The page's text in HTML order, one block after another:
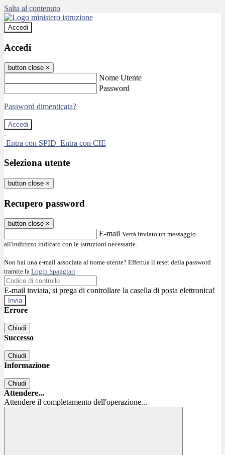
Salta al contenuto
Accedi
Accedi
button close ×
Nome Utente
Password
Password dimenticata?
-
Entra con SPID Entra con CIE
Seleziona utente
button close ×
Recupero password
button close ×
E-mail Verrà inviato un messaggio
all'indirizzo indicato con le istruzioni necessarie.
Non hai una e-mail associata al nome utente? Effettua il reset della password
tramite la Login Spaggiari
E-mail inviata, si prega di controllare la casella di posta elettronica!
Errore
Chiudi
Successo
Chiudi
Informazione
Chiudi
Attendere...
Attendere il completamento dell'operazione...